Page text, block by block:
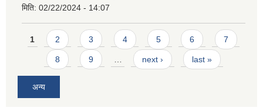
मिति: 02/22/2024 - 14:07
Pages
1 2 3 4 5 6 7
8 9 next › last »
अन्य